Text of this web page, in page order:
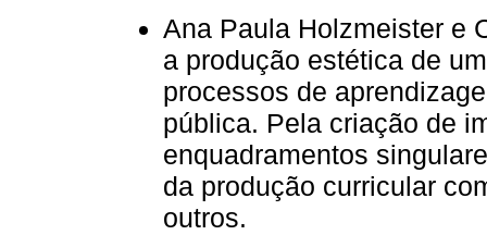
Ana Paula Holzmeister e
a produção estética de
processos de
pública. Pela criação de
enquadramentos
da produção curricular
outros.